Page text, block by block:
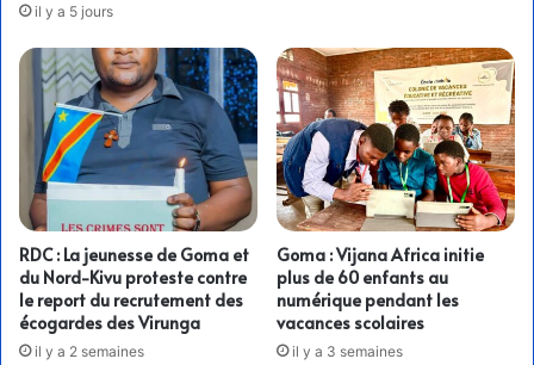
il y a 5 jours
RDC : La jeunesse de Goma et
du Nord-Kivu proteste contre
le report du recrutement des
écogardes des Virunga
il y a 2 semaines
Goma : Vijana Africa initie
plus de 60 enfants au
numérique pendant les
vacances scolaires
il y a 3 semaines